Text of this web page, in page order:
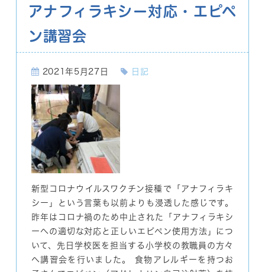
アナフィラキシー対応・エピペ
ン講習会
2021年5月27日 日記
新型コロナウイルスワクチン接種で「アナフィラキ
シー」という言葉も以前よりも浸透した感じです。
昨年はコロナ禍のため中止された「アナフィラキシ
ーへの適切な対応と正しいエピペン使用方法」につ
いて、先日学校医を担当する小学校の教職員の方々
へ講習会を行いました。 食物アレルギーを持つお